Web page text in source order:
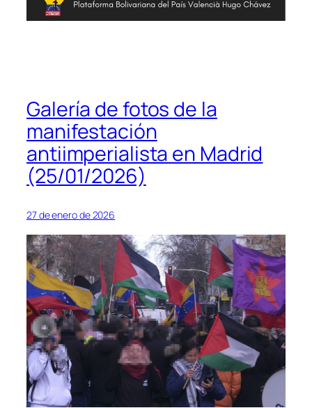
Galería de fotos de la
manifestación
antiimperialista en Madrid
(25/01/2026)
27 de enero de 2026